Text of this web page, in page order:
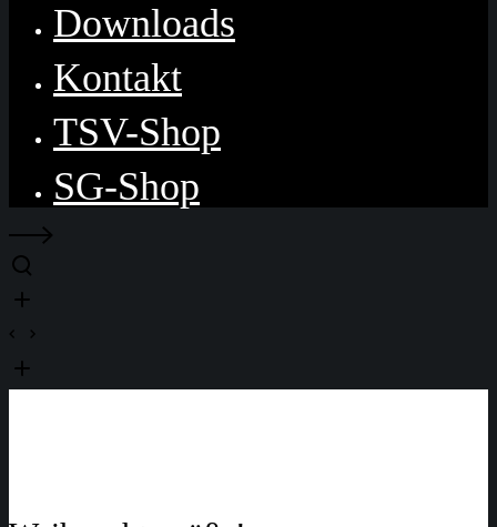
Downloads
Kontakt
TSV-Shop
SG-Shop